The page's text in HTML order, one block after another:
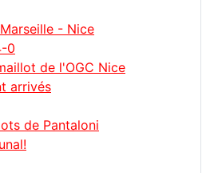
- Nice
0
de l'OGC Nice
arrivés
de Pantaloni